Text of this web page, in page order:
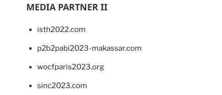
MEDIA PARTNER II
isth2022.com
p2b2pabi2023-makassar.com
wocfparis2023.org
sinc2023.com